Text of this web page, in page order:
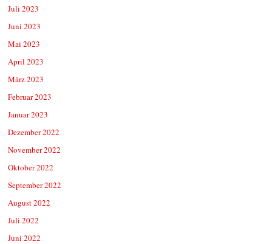
Juli 2023
Juni 2023
Mai 2023
April 2023
März 2023
Februar 2023
Januar 2023
Dezember 2022
November 2022
Oktober 2022
September 2022
August 2022
Juli 2022
Juni 2022